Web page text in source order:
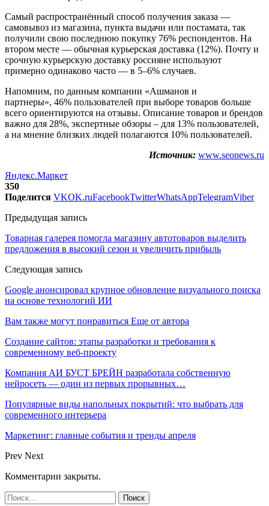
Самый распространённый способ получения заказа —
самовывоз из магазина, пункта выдачи или постамата, так
получили свою последнюю покупку 76% респондентов. На
втором месте — обычная курьерская доставка (12%). Почту и
срочную курьерскую доставку россияне используют
примерно одинаково часто — в 5–6% случаев.
Напомним, по данным компании «Ашманов и
партнеры», 46% пользователей при выборе товаров больше
всего ориентируются на отзывы. Описание товаров и брендов
важно для 28%, экспертные обзоры – для 13% пользователей,
а на мнение близких людей полагаются 10% пользователей.
Источник: www.seonews.ru
Яндекс.Маркет
350
Поделится VKOK.ruFacebookTwitterWhatsAppTelegramViber
Предыдущая запись
Товарная галерея помогла магазину автотоваров выделить
предложения в высокий сезон и увеличить прибыль
Следующая запись
Google анонсировал крупное обновление визуального поиска
на основе технологий ИИ
Вам также могут понравиться Еще от автора
Создание сайтов: этапы разработки и требования к
современному веб-проекту
Компания АИ БУСТ БРЕЙН разработала собственную
нейросеть — один из первых прорывных…
Популярные виды напольных покрытий: что выбрать для
современного интерьера
Маркетинг: главные события и тренды апреля
Prev Next
Комментарии закрыты.